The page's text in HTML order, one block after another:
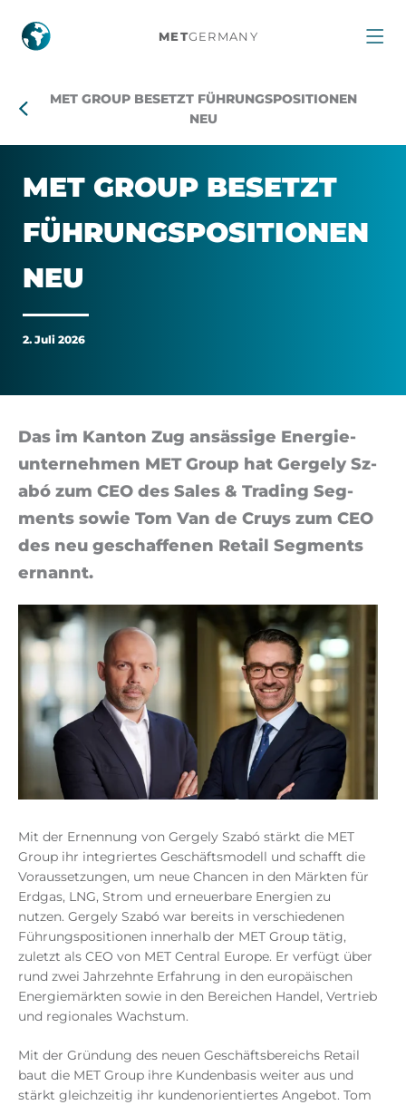
MET
besetzt
neu
METGERMANY
MET GROUP BESETZT FÜHRUNGSPOSITIONEN
NEU
MET GROUP BE­SETZT
FÜH­RUNGS­PO­SI­TI­O­NEN
NEU
2. Juli 2026
Das im Kan­ton Zug an­säs­si­ge Ener­gie­
un­ter­neh­men MET Group hat Ger­ge­ly Sz­
abó zum CEO des Sa­les & Tra­ding Seg­
ments so­wie Tom Van de Cruys zum CEO
des neu ge­schaf­fe­nen Re­tail Seg­ments
er­nannt.
Mit der Ernennung von Gergely Szabó stärkt die MET
Group ihr integriertes Geschäftsmodell und schafft die
Voraussetzungen, um neue Chancen in den Märkten für
Erdgas, LNG, Strom und erneuerbare Energien zu
nutzen. Gergely Szabó war bereits in verschiedenen
Führungspositionen innerhalb der MET Group tätig,
zuletzt als CEO von MET Central Europe. Er verfügt über
rund zwei Jahrzehnte Erfahrung in den europäischen
Energiemärkten sowie in den Bereichen Handel, Vertrieb
und regionales Wachstum.
Mit der Gründung des neuen Geschäftsbereichs Retail
baut die MET Group ihre Kundenbasis weiter aus und
stärkt gleichzeitig ihr kundenorientiertes Angebot. Tom